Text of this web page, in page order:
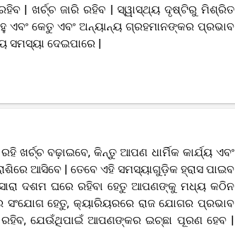
| ଖର୍ଚ୍ଚ ଜାରି ରହିବ | ସ୍ୱାସ୍ଥ୍ୟ ଦୃଷ୍ଟିରୁ ମିଶ୍ରିତ
କେତୁ ଏବଂ ଅନ୍ୟାନ୍ୟ ଗ୍ରହମାନଙ୍କର ପ୍ରଭାବ
ସମସ୍ୟା ଦେଇପାରେ |
ବଢ଼ାଇବେ, କିନ୍ତୁ ଆପଣ ଧାର୍ମିକ କାର୍ଯ୍ୟ ଏବଂ
ଆସିବେ | ତେବେ ଏହି ସମସ୍ୟାଗୁଡ଼ିକ ହ୍ରାସ ପାଇବ
ଦଶମ ଘରେ ରହିବା ହେତୁ ଆପଣଙ୍କୁ ମଧ୍ୟ କଠିନ
ହେତୁ, କ୍ୟାରିୟରରେ ରାଜ ଯୋଗର ପ୍ରଭାବ
ରହିବ, ଯେଉଁଥିପାଇଁ ଆପଣଙ୍କର ଇଚ୍ଛା ପୂରଣ ହେବ |